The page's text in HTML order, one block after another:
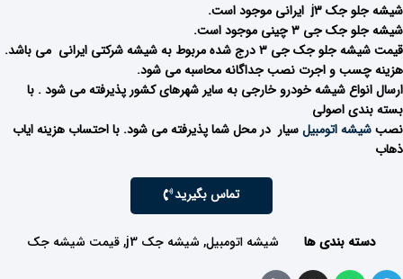
شیشه جلو جک j3 ایرانی موجود است.
شیشه جلو جک جی ۳ چینی موجود است.
قیمت شیشه جلو جک جی ۳ درج شده مربوط به شیشه شرکتی ایرانی می باشد.
هزینه چسب و اجرت نصب جداگانه محاسبه می شود.
ارسال انواع شیشه خودرو خارجی به سایر شهرهای کشور پذیرفته می شود . با
بسته بندی اصولی
نصبشیشه اتومبیلسیار در محل شما پذیرفته می شود. با احتساب هزینه ایاب
ذهاب
تماس بگیرید
دسته بندی ها شیشه اتومبیل,شیشه جک j3 ,قیمت شیشه جک